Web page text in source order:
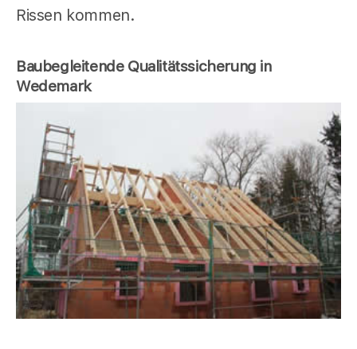
Rissen kommen.
Baubegleitende Qualitätssicherung in
Wedemark